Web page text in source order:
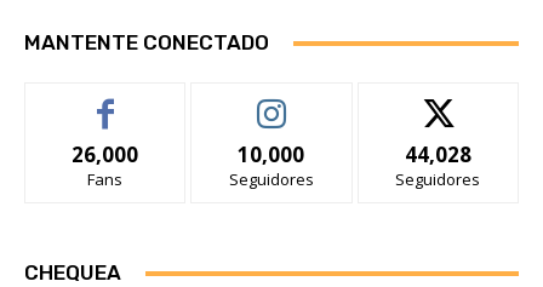
MANTENTE CONECTADO
26,000
Fans
10,000
Seguidores
44,028
Seguidores
CHEQUEA